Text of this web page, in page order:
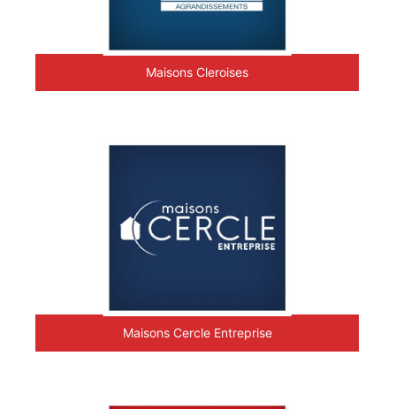
Maisons Cleroises
Maisons Cercle Entreprise